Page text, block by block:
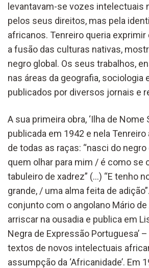
levantavam-se vozes intelectuais
pelos seus direitos, mas pela
africanos. Tenreiro queria exprimir
a fusão das culturas nativas,
negro global. Os seus trabalhos,
nas áreas da geografia, sociologia
publicados por diversos jornais e
A sua primeira obra, ‘Ilha de Nome
publicada em 1942 e nela
de todas as raças: “nasci do
quem olhar para mim / é como se
tabuleiro de xadrez” (…) “E tenho
grande, / uma alma feita de
conjunto com o angolano Mário de
arriscar na ousadia e publica em
Negra de Expressão Portuguesa’
textos de novos intelectuais
assumpção da ‘Africanidade’. Em